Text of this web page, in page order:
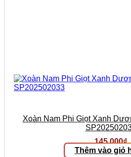
Xoàn Nam Phi Giọt Xanh
145.000₫
Thêm vào giỏ